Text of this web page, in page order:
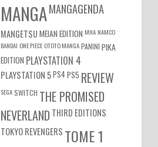
MANGAMANGAGENDA
MANGETSUMEIAN EDITION MHA NAMCO
BANDAI ONE PIECE OTOTO MANGAPANINI PIKA
EDITION PLAYSTATION 4
PLAYSTATION 5PS4PS5 REVIEW
SEGASWITCH THE PROMISED
NEVERLAND THIRD EDITIONS
TOKYO REVENGERS TOME 1